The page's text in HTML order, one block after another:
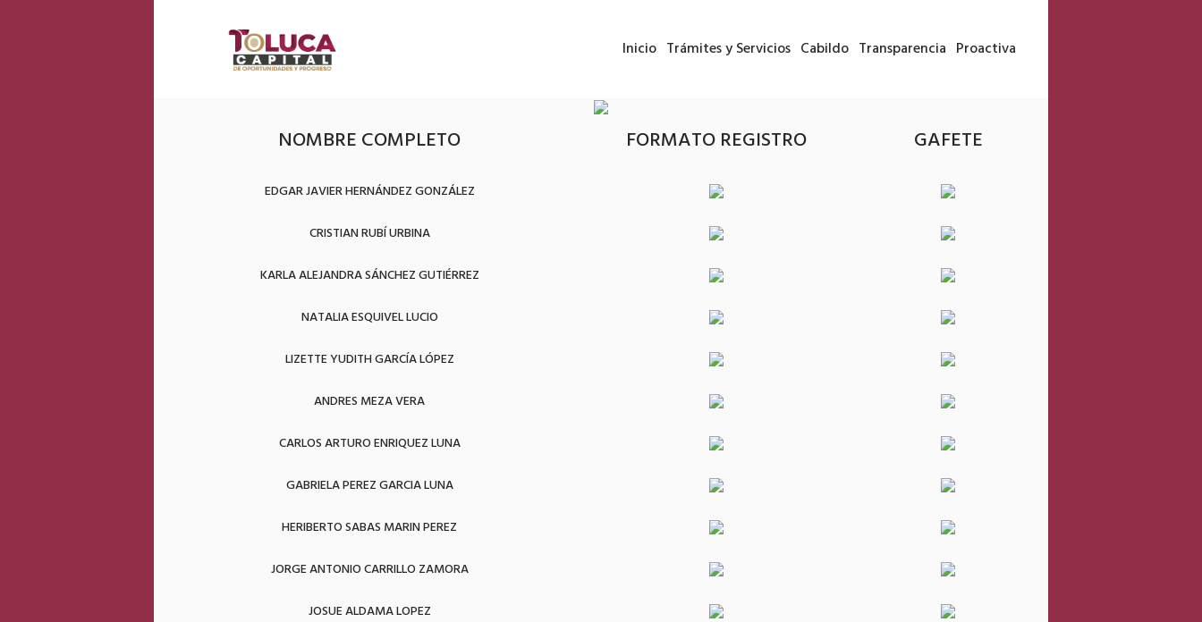
Inicio Trámites y Servicios Cabildo Transparencia Proactiva
NOMBRE COMPLETO FORMATO REGISTRO GAFETE
EDGAR JAVIER HERNÁNDEZ GONZÁLEZ
CRISTIAN RUBÍ URBINA
KARLA ALEJANDRA SÁNCHEZ GUTIÉRREZ
NATALIA ESQUIVEL LUCIO
LIZETTE YUDITH GARCÍA LÓPEZ
ANDRES MEZA VERA
CARLOS ARTURO ENRIQUEZ LUNA
GABRIELA PEREZ GARCIA LUNA
HERIBERTO SABAS MARIN PEREZ
JORGE ANTONIO CARRILLO ZAMORA
JOSUE ALDAMA LOPEZ